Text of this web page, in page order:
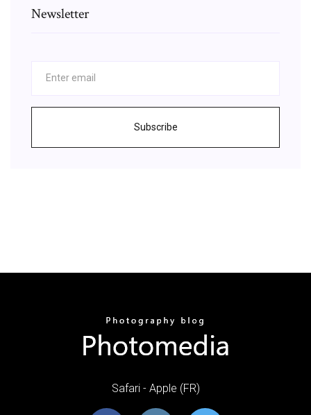
Newsletter
Subscribe
Safari - Apple (FR)